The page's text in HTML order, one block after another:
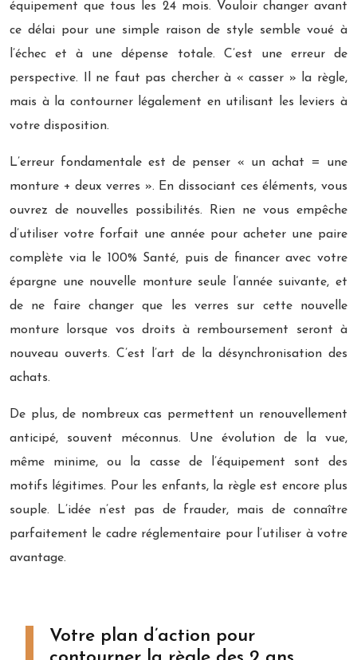
équipement que tous les 24 mois. Vouloir changer avant
ce délai pour une simple raison de style semble voué à
l’échec et à une dépense totale. C’est une erreur de
perspective. Il ne faut pas chercher à « casser » la règle,
mais à la contourner légalement en utilisant les leviers à
votre disposition.
L’erreur fondamentale est de penser « un achat = une
monture + deux verres ». En dissociant ces éléments, vous
ouvrez de nouvelles possibilités. Rien ne vous empêche
d’utiliser votre forfait une année pour acheter une paire
complète via le 100% Santé, puis de financer avec votre
épargne une nouvelle monture seule l’année suivante, et
de ne faire changer que les verres sur cette nouvelle
monture lorsque vos droits à remboursement seront à
nouveau ouverts. C’est l’art de la désynchronisation des
achats.
De plus, de nombreux cas permettent un renouvellement
anticipé, souvent méconnus. Une évolution de la vue,
même minime, ou la casse de l’équipement sont des
motifs légitimes. Pour les enfants, la règle est encore plus
souple. L’idée n’est pas de frauder, mais de connaître
parfaitement le cadre réglementaire pour l’utiliser à votre
avantage.
Votre plan d’action pour